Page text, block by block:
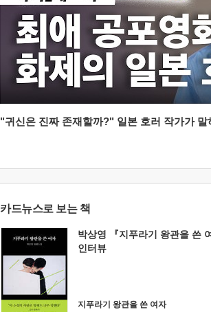
"귀신은 진짜 존재할까?" 일본 호러 작가가
카드뉴스로 보는 책
박상영 『지푸라기 왕관을 쓴
인터뷰
지푸라기 왕관을 쓴 여자